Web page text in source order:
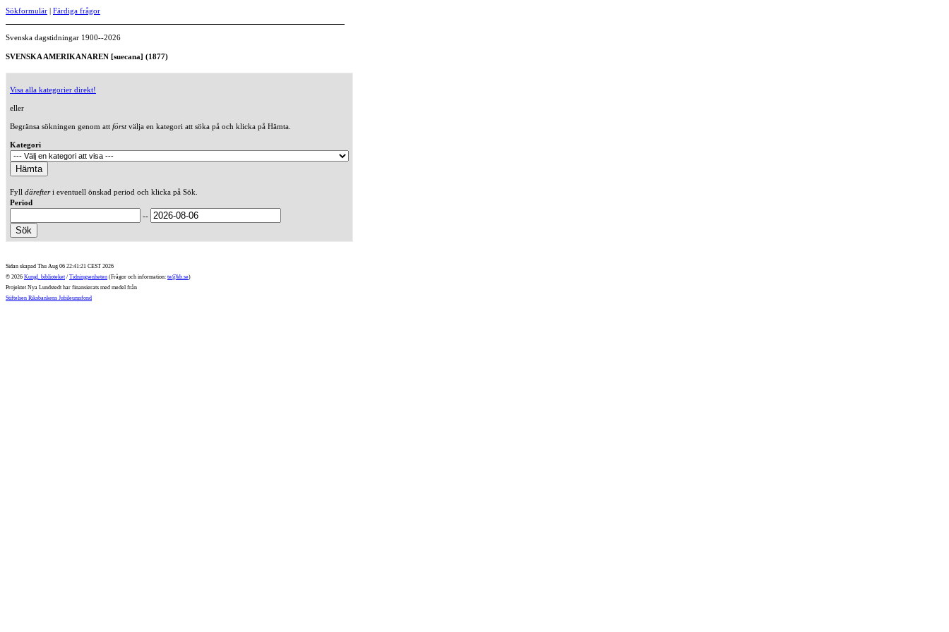
Sökformulär | Färdiga frågor
Svenska dagstidningar 1900--2026
SVENSKA AMERIKANAREN [suecana] (1877)
Visa alla kategorier direkt!
eller
Begränsa sökningen genom att förstvälja en kategori att söka på och klicka på Hämta.
Kategori
Fyll därefteri eventuell önskad period och klicka på Sök.
Period
--
Sidan skapad Thu Aug 06 22:41:21 CEST 2026
© 2026 Kungl. biblioteket / Tidningsenheten (Frågor och information: te@kb.se)
Projektet Nya Lundstedt har finansierats med medel från
Stiftelsen Riksbankens Jubileumsfond